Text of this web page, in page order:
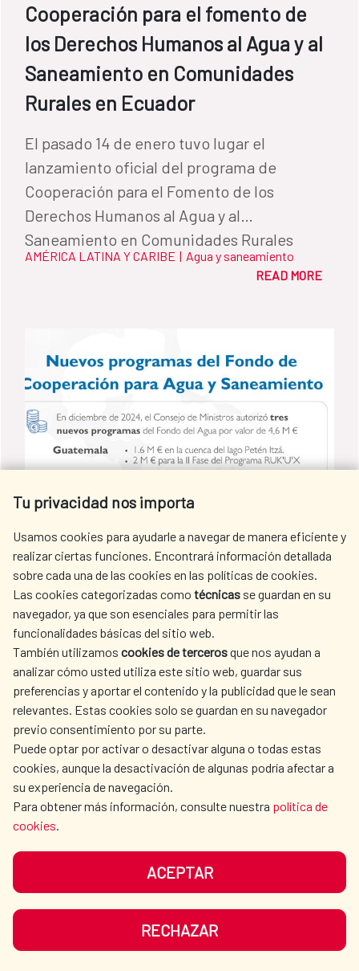
Cooperación para el fomento de
los Derechos Humanos al Agua y al
Saneamiento en Comunidades
Rurales en Ecuador
El pasado 14 de enero tuvo lugar el
lanzamiento oficial del programa de
Cooperación para el Fomento de los
Derechos Humanos al Agua y al
Saneamiento en Comunidades Rurales
(PROCODAS / ECU-053-B), una iniciativa que
Provincias de Manabí y Esmeraldas y que
beneficiará a más de 12.000 personas de
manera directa. El programa, que se
ejecutará por parte del Banco de Desarrollo
del Ecuador B.P. (BDE B.P.) y el Ministerio
(MAATE), se ha financiado con una donación
de más de diez millones de euros del Fondo
de Cooperación para Agua y Saneamiento
de la AECID y cuenta con una financiación
local de 2,5 millones de euros, aportados
por el Banco de Desarrollo del Ecuador.
Como parte del lanzamiento, que se celebró
en la ciudad de Quito, tuvo lugar la firma del
Convenio de Cooperación Interinstitucional
entre el MAATE y el BDE, representados por
la viceministra del Agua Maria Luisa Cruz, el
subgerente general de Negocios del BDE,
Omar Alvarado. En el acto estuvieron
presentes también Elena Palomar,
Española en Ecuador; Emma Orejudo, jefa
del Departamento del Fondo de
Cooperación para Agua y Saneamiento; el
Delegado de la Cancillería ecuatoriana,
AMÉRICA LATINA Y CARIBE | Agua y saneamiento
READ MORE
La Cooperación Española sigue
impulsando el agua y el
saneamiento en las zonas rurales
con tres nuevos programas por
valor de 4,6 millones de euros
El Consejo de Ministros aprueba tres
iniciativas del Fondo de Cooperación para
Agua y Saneamiento (FCAS) en Guatemala y
Ecuador.
AMÉRICA LATINA Y CARIBE | Agua y saneamiento
Salud | Guatemala | Ecuador | Cooperación al Desarrollo
READ MORE
Tu privacidad nos importa
Usamos cookies para ayudarle a navegar de manera eficiente y
realizar ciertas funciones. Encontrará información detallada
sobre cada una de las cookies en las políticas de cookies.
Las cookies categorizadas como técnicas se guardan en su
navegador, ya que son esenciales para permitir las
funcionalidades básicas del sitio web.
También utilizamos cookies de tercerosque nos ayudan a
analizar cómo usted utiliza este sitio web, guardar sus
preferencias y aportar el contenido y la publicidad que le sean
relevantes. Estas cookies solo se guardan en su navegador
previo consentimiento por su parte.
Puede optar por activar o desactivar alguna o todas estas
cookies, aunque la desactivación de algunas podría afectar a
su experiencia de navegación.
Para obtener más información, consulte nuestra política de
cookies.
ACEPTAR
RECHAZAR